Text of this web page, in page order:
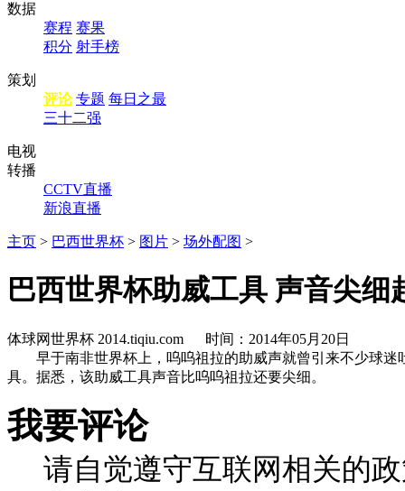
数据
赛程 赛果
积分 射手榜
策划
评论 专题 每日之最
三十二强
电视
转播
CCTV直播
新浪直播
主页 > 巴西世界杯 > 图片 > 场外配图 >
巴西世界杯助威工具 声音尖细
体球网世界杯 2014.tiqiu.com 时间：2014年05月20日
早于南非世界杯上，呜呜祖拉的助威声就曾引来不少球迷
具。据悉，该助威工具声音比呜呜祖拉还要尖细。
我要评论
请自觉遵守互联网相关的